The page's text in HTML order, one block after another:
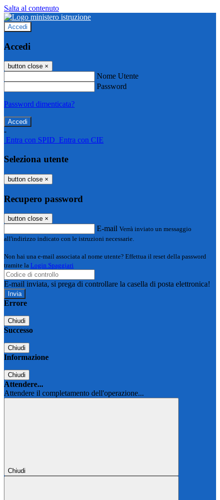
Salta al contenuto
Accedi
Accedi
button close ×
Nome Utente
Password
Password dimenticata?
-
Entra con SPID Entra con CIE
Seleziona utente
button close ×
Recupero password
button close ×
E-mail Verrà inviato un messaggio
all'indirizzo indicato con le istruzioni necessarie.
Non hai una e-mail associata al nome utente? Effettua il reset della password
tramite la Login Spaggiari
E-mail inviata, si prega di controllare la casella di posta elettronica!
Errore
Chiudi
Successo
Chiudi
Informazione
Chiudi
Attendere...
Attendere il completamento dell'operazione...
Chiudi